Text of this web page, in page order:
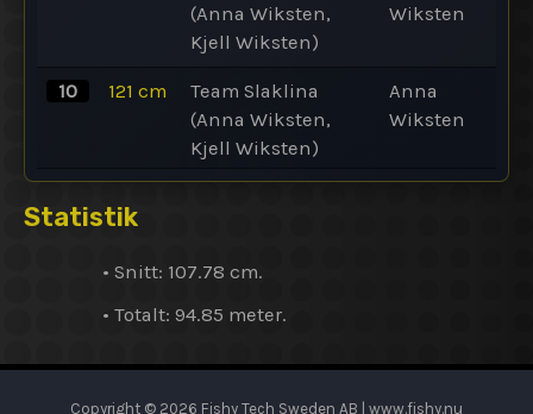
(Anna Wiksten,
Kjell Wiksten)
Wiksten
10 121 cm
Team Slaklina
(Anna Wiksten,
Kjell Wiksten)
Anna
Wiksten
Statistik
•Snitt: 107.78 cm.
•Totalt: 94.85 meter.
Copyright © 2026 Fishy Tech Sweden AB | www.fishy.nu